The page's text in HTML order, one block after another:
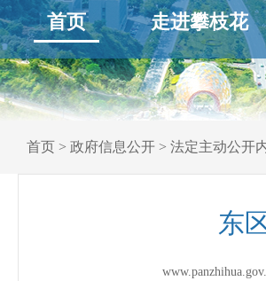
首页 走进攀枝花
首页 > 政府信息公开 > 法定主动公开
东